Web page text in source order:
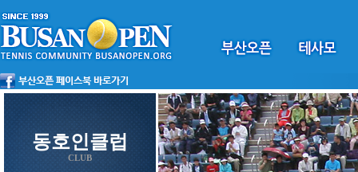
동호인클럽
CLUB